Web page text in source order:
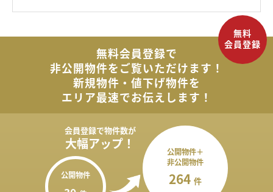
無料会員登録で
非公開物件をご覧いただけます！
新規物件・値下げ物件を
エリア最速でお伝えします！
会員登録で物件数が
大幅アップ！
公開物件
公開物件＋
非公開物件
264 件